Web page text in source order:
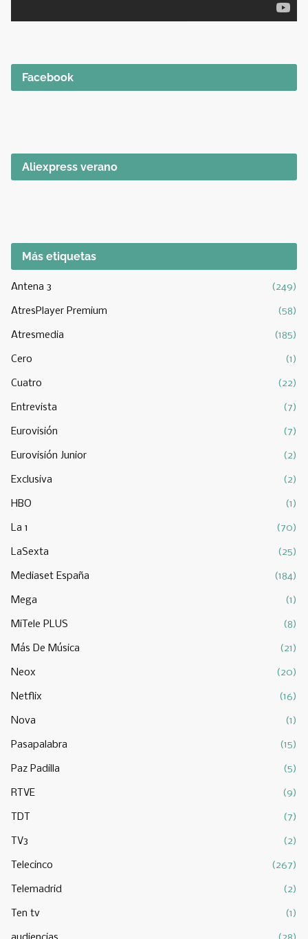
Facebook
Aliexpress verano
Más etiquetas
Antena 3 (249)
AtresPlayer Premium (58)
Atresmedia (185)
Cero (1)
Cuatro (22)
Entrevista (7)
Eurovisión (7)
Eurovisión Junior (2)
Exclusiva (2)
HBO (1)
La 1 (70)
LaSexta (25)
Mediaset España (184)
Mega (1)
MiTele PLUS (8)
Más De Música (21)
Neox (20)
Netflix (16)
Nova (1)
Pasapalabra (15)
Paz Padilla (5)
RTVE (9)
TDT (7)
TV3 (2)
Telecinco (267)
Telemadrid (2)
Ten tv (1)